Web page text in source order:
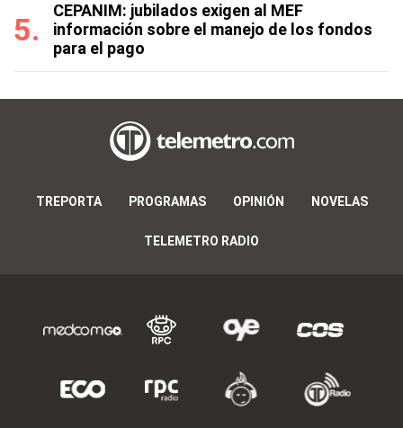
CEPANIM: jubilados exigen al MEF
información sobre el manejo de los fondos
para el pago
TREPORTA PROGRAMAS OPINIÓN NOVELAS
TELEMETRO RADIO